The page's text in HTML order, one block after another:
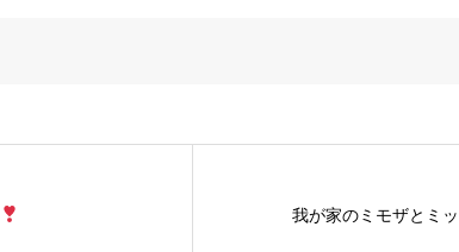
我が家のミモザとミ